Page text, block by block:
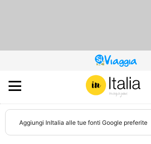
QUESTO
SITO
CONTRIBUISCE
ALL’AUDIENCE
DI
Aggiungi InItalia alle tue fonti Google preferite